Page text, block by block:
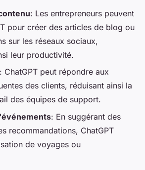
: Les entrepreneurs peuvent
pour créer des articles de blog ou
sur les réseaux sociaux,
leur productivité.
: ChatGPT peut répondre aux
des clients, réduisant ainsi la
des équipes de support.
: En suggérant des
recommandations, ChatGPT
de voyages ou